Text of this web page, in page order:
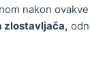
nakon
zlostavljača,